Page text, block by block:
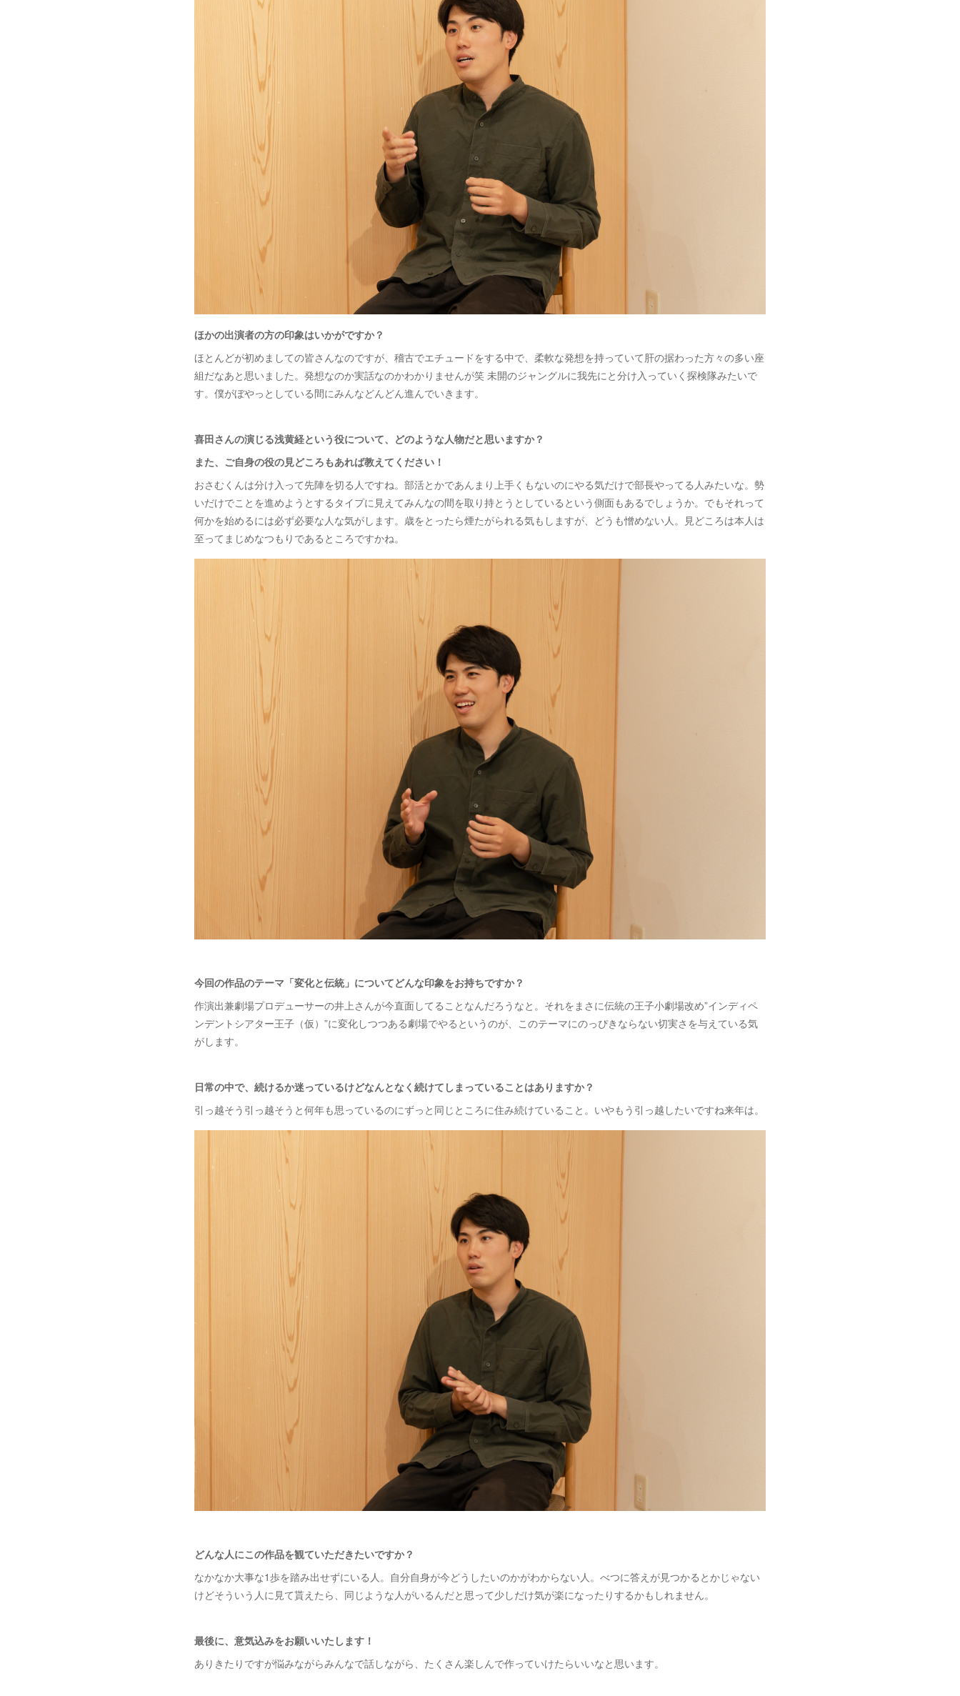
ほかの出演者の方の印象はいかがですか？
ほとんどが初めましての皆さんなのですが、稽古でエチュードをする中で、柔軟な発想を持っていて肝の据わった方々の多い座
組だなあと思いました。発想なのか実話なのかわかりませんが笑 未開のジャングルに我先にと分け入っていく探検隊みたいで
す。僕がぼやっとしている間にみんなどんどん進んでいきます。
喜田さんの演じる浅黄経という役について、どのような人物だと思いますか？
また、ご自身の役の見どころもあれば教えてください！
おさむくんは分け入って先陣を切る人ですね。部活とかであんまり上手くもないのにやる気だけで部長やってる人みたいな。勢
いだけでことを進めようとするタイプに見えてみんなの間を取り持とうとしているという側面もあるでしょうか。でもそれって
何かを始めるには必ず必要な人な気がします。歳をとったら煙たがられる気もしますが、どうも憎めない人。見どころは本人は
至ってまじめなつもりであるところですかね。
今回の作品のテーマ「変化と伝統」についてどんな印象をお持ちですか？
作演出兼劇場プロデューサーの井上さんが今直面してることなんだろうなと。それをまさに伝統の王子小劇場改め”インディペ
ンデントシアター王子（仮）”に変化しつつある劇場でやるというのが、このテーマにのっぴきならない切実さを与えている気
がします。
日常の中で、続けるか迷っているけどなんとなく続けてしまっていることはありますか？
引っ越そう引っ越そうと何年も思っているのにずっと同じところに住み続けていること。いやもう引っ越したいですね来年は。
どんな人にこの作品を観ていただきたいですか？
なかなか大事な1歩を踏み出せずにいる人。自分自身が今どうしたいのかがわからない人。べつに答えが見つかるとかじゃない
けどそういう人に見て貰えたら、同じような人がいるんだと思って少しだけ気が楽になったりするかもしれません。
最後に、意気込みをお願いいたします！
ありきたりですが悩みながらみんなで話しながら、たくさん楽しんで作っていけたらいいなと思います。